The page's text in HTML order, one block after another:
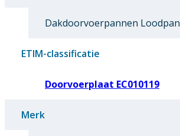
Dakdoorvoerpannen Loodpan
ETIM-classificatie
Doorvoerplaat EC010119
Merk